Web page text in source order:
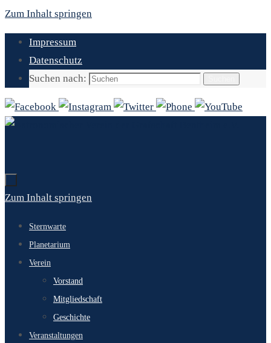
Zum Inhalt springen
Impressum
Datenschutz
Suchen nach:
Zum Inhalt springen
Sternwarte
Planetarium
Verein
Vorstand
Mitgliedschaft
Geschichte
Veranstaltungen